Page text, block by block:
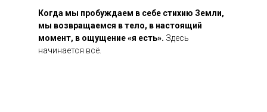
Когда мы пробуждаем в себе стихию Земли,
мы возвращаемся в тело, в настоящий
момент, в ощущение «я есть». Здесь
начинается всё.